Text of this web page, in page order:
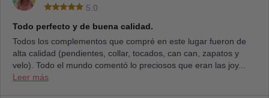
5.0
Todo perfecto y de buena calidad.
Todos los complementos que compré en este lugar fueron de
alta calidad (pendientes, collar, tocados, can can, zapatos y
velo). Todo el mundo comentó lo preciosos que eran las joy...
Leer más